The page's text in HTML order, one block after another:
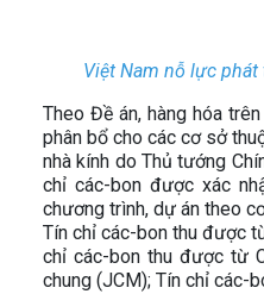
Việt Nam nỗ lực
Theo Đề án, hàng hóa
phân bổ cho các cơ sở
nhà kính do Thủ tướng
chỉ các-bon được xác
chương trình, dự án theo
Tín chỉ các-bon thu được
chỉ các-bon thu được từ
chung (JCM); Tín chỉ các-